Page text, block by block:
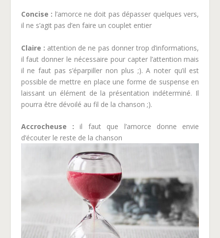
Concise : l’amorce ne doit pas dépasser quelques vers,
il ne s’agit pas d’en faire un couplet entier
Claire : attention de ne pas donner trop d’informations,
il faut donner le nécessaire pour capter l’attention mais
il ne faut pas s’éparpiller non plus ;). A noter qu’il est
possible de mettre en place une forme de suspense en
laissant un élément de la présentation indéterminé. Il
pourra être dévoilé au fil de la chanson ;).
Accrocheuse : il faut que l’amorce donne envie
d’écouter le reste de la chanson